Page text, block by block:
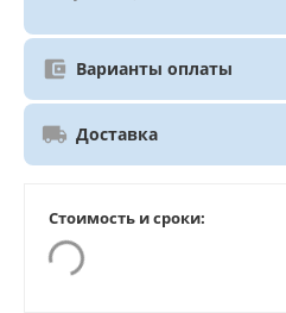
Варианты оплаты
Доставка
Стоимость и сроки: